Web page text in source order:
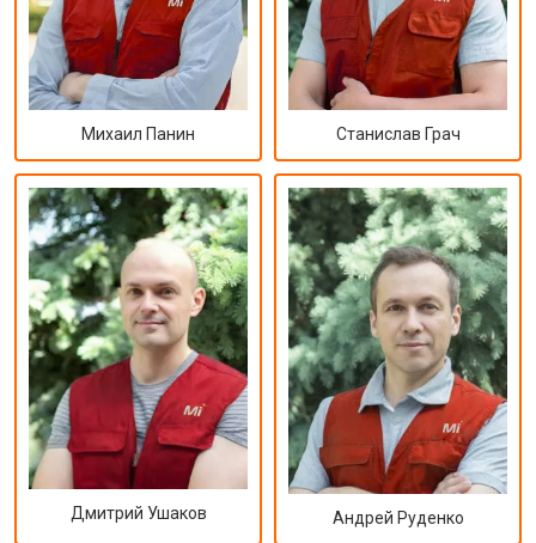
Михаил Панин Станислав Грач
Дмитрий Ушаков Андрей Руденко